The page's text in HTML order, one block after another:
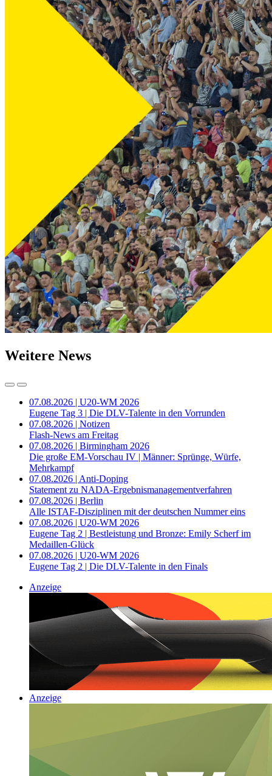
Weitere News
07.08.2026 | U20-WM 2026
Eugene Tag 3 | Die DLV-Talente in den Vorrunden
07.08.2026 | Notizen
Flash-News am Freitag
07.08.2026 | Birmingham 2026
Die große EM-Vorschau IV | Männer: Sprünge, Würfe,
Mehrkampf
07.08.2026 | Anti-Doping
Statement zu NADA-Ergebnismanagementverfahren
07.08.2026 | Berlin
Alle ISTAF-Disziplinen mit der deutschen Nummer eins
07.08.2026 | U20-WM 2026
Eugene Tag 2 | Bestleistung und Bronze: Emily Scherf im
Medaillen-Glück
07.08.2026 | U20-WM 2026
Eugene Tag 2 | Die DLV-Talente in den Finals
Anzeige
Anzeige